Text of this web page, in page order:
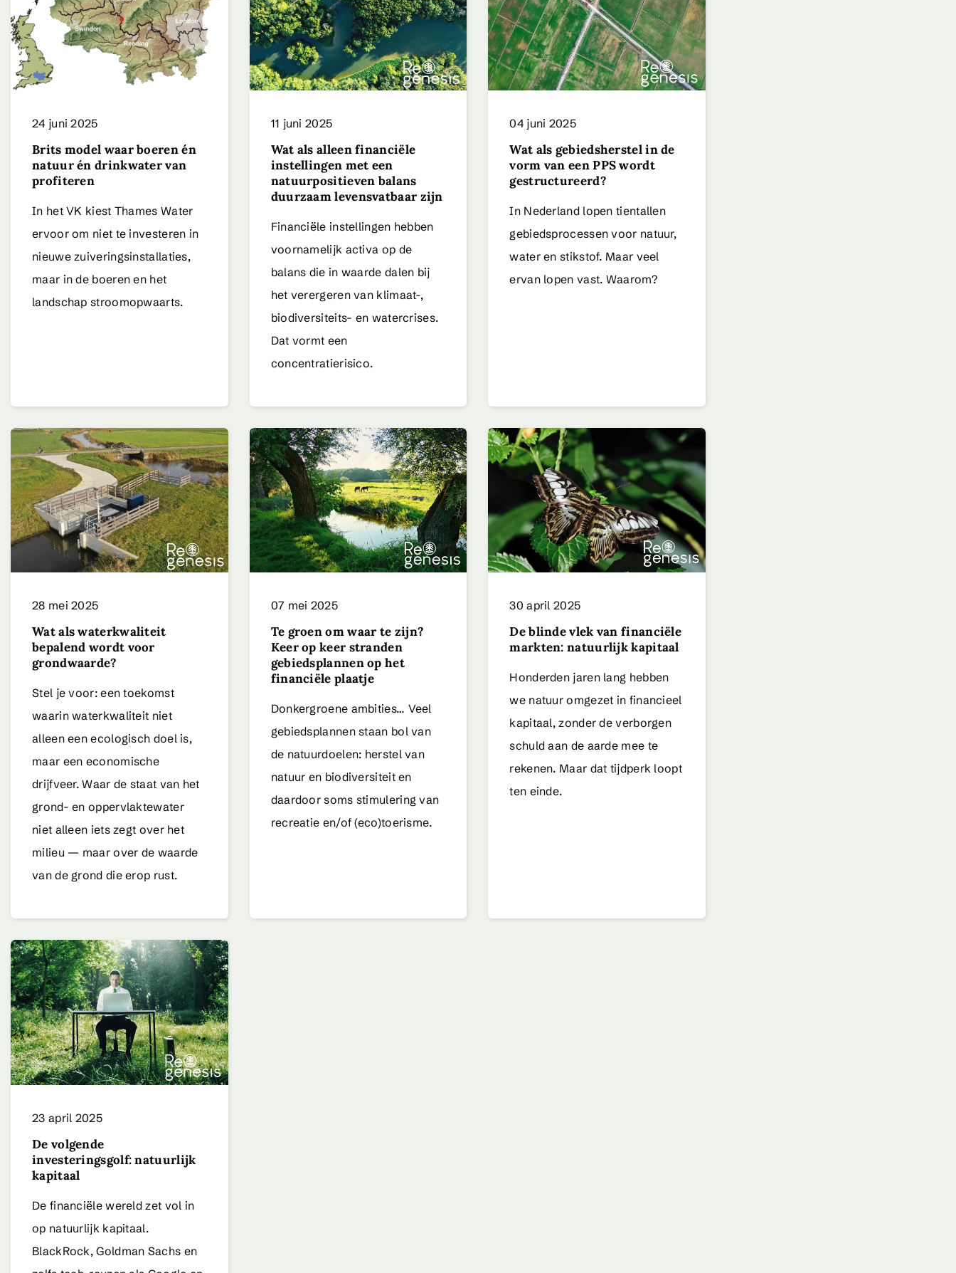
Brits model waar boeren én
natuur én drinkwater van
profiteren
24 juni 2025
In het VK kiest Thames Water
ervoor om niet te investeren in
nieuwe zuiveringsinstallaties,
maar in de boeren en het
landschap stroomopwaarts.
Wat als alleen financiële
instellingen met een
natuurpositieven balans
duurzaam levensvatbaar zijn
11 juni 2025
Financiële instellingen hebben
voornamelijk activa op de
balans die in waarde dalen bij
het verergeren van klimaat-,
biodiversiteits- en watercrises.
Dat vormt een
concentratierisico.
Wat als gebiedsherstel in de
vorm van een PPS wordt
gestructureerd?
04 juni 2025
In Nederland lopen tientallen
gebiedsprocessen voor natuur,
water en stikstof. Maar veel
ervan lopen vast. Waarom?
Wat als waterkwaliteit
bepalend wordt voor
grondwaarde?
28 mei 2025
Stel je voor: een toekomst
waarin waterkwaliteit niet
alleen een ecologisch doel is,
maar een economische
drijfveer. Waar de staat van het
grond- en oppervlaktewater
niet alleen iets zegt over het
milieu — maar over de waarde
van de grond die erop rust.
Te groen om waar te zijn?
Keer op keer stranden
gebiedsplannen op het
financiële plaatje
07 mei 2025
Donkergroene ambities… Veel
gebiedsplannen staan bol van
de natuurdoelen: herstel van
natuur en biodiversiteit en
daardoor soms stimulering van
recreatie en/of (eco)toerisme.
De blinde vlek van financiële
markten: natuurlijk kapitaal
30 april 2025
Honderden jaren lang hebben
we natuur omgezet in financieel
kapitaal, zonder de verborgen
schuld aan de aarde mee te
rekenen. Maar dat tijdperk loopt
ten einde.
De volgende
investeringsgolf: natuurlijk
kapitaal
23 april 2025
De financiële wereld zet vol in
op natuurlijk kapitaal.
BlackRock, Goldman Sachs en